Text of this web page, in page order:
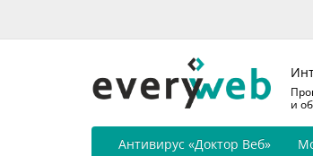
и
Антивирус «Доктор Веб»